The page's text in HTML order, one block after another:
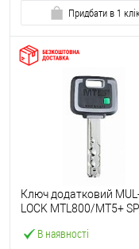
Придбати в 1
В наявності
Ключ додатковий
LOCK MTL800/MT5+